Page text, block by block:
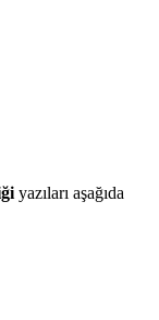
yazıları aşağıda